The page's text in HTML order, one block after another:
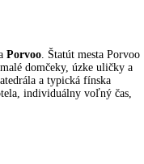
Porvoo. Štatút mesta Porvoo
domčeky, úzke uličky a
a typická fínska
individuálny voľný čas,